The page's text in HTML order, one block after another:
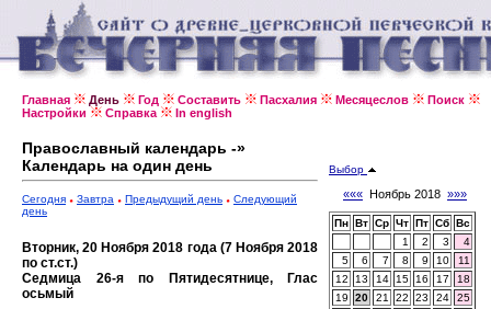
Главная День Год Составить Пасхалия Месяцеслов
Поиск
Настройки
Справка In english
Православный календарь -»
Календарь на один день
Сегодня Завтра Предыдущий день
Следующий
день
Вторник, 20 Ноября 2018 года (7 Ноября 2018
по ст.ст.)
Седмица 26-я по Пятидесятнице, Глас
осьмый
Выбор
««« Ноябрь 2018 »»»
Пн Вт Ср Чт Пт Сб Вс
1
2 3
4
5
6 7 8 9 10
11
12
13 14 15 16 17
18
19
20 21 22 23 24
25